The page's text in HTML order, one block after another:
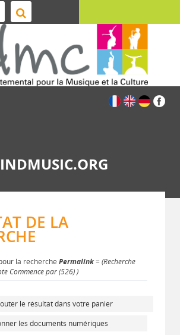
DE LA
la recherche Permalink= (Recherche
Commence par (526) )
le résultat dans votre panier
les documents numériques